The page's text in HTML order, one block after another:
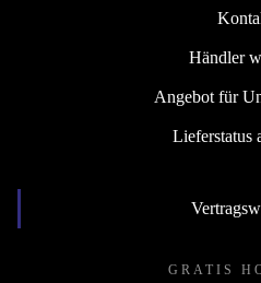
Händler
Angebot für
Lieferstatus
GRATIS